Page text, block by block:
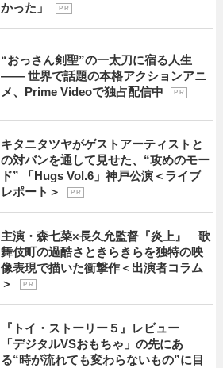
かった」
P R
“おっさん剣聖”の一太刀に宿る人生
―― 世界で話題の本格アクションアニ
メ、Prime Videoで独占配信中
P R
キタニタツヤがゲストアーティストと
の対バンを通して見せた、“攻めのモー
ド” 「Hugs Vol.6」神戸公演＜ライブ
レポート＞
P R
主演・森七菜×長久允監督『炎上』 歌
舞伎町の過酷さときらきらを独特の映
像表現で描いた衝撃作＜出演者コラム
＞
P R
『トイ・ストーリー５』レビュー
「デジタルVSおもちゃ」の先にあ
る“時が流れても変わらないもの”に目